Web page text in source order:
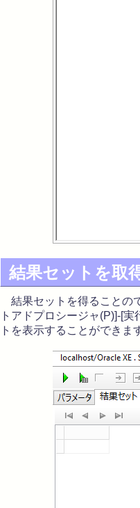
結果セットを取
結果セットを得ることの
トアドプロシージャ(P)]-[
トを表示することができま